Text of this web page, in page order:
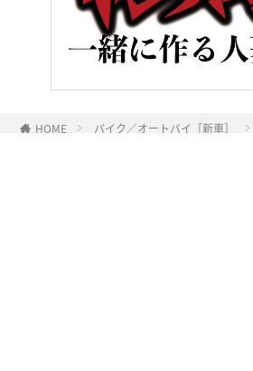
HOME バイク／オートバイ［新車］